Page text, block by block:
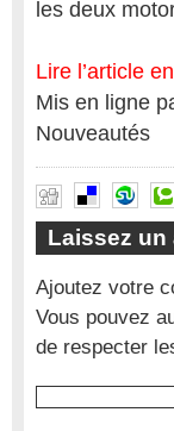
les deux
Lire l’article
Mis en ligne
Nouveautés
Laissez un
Ajoutez votre
Vous pouvez
de respecter